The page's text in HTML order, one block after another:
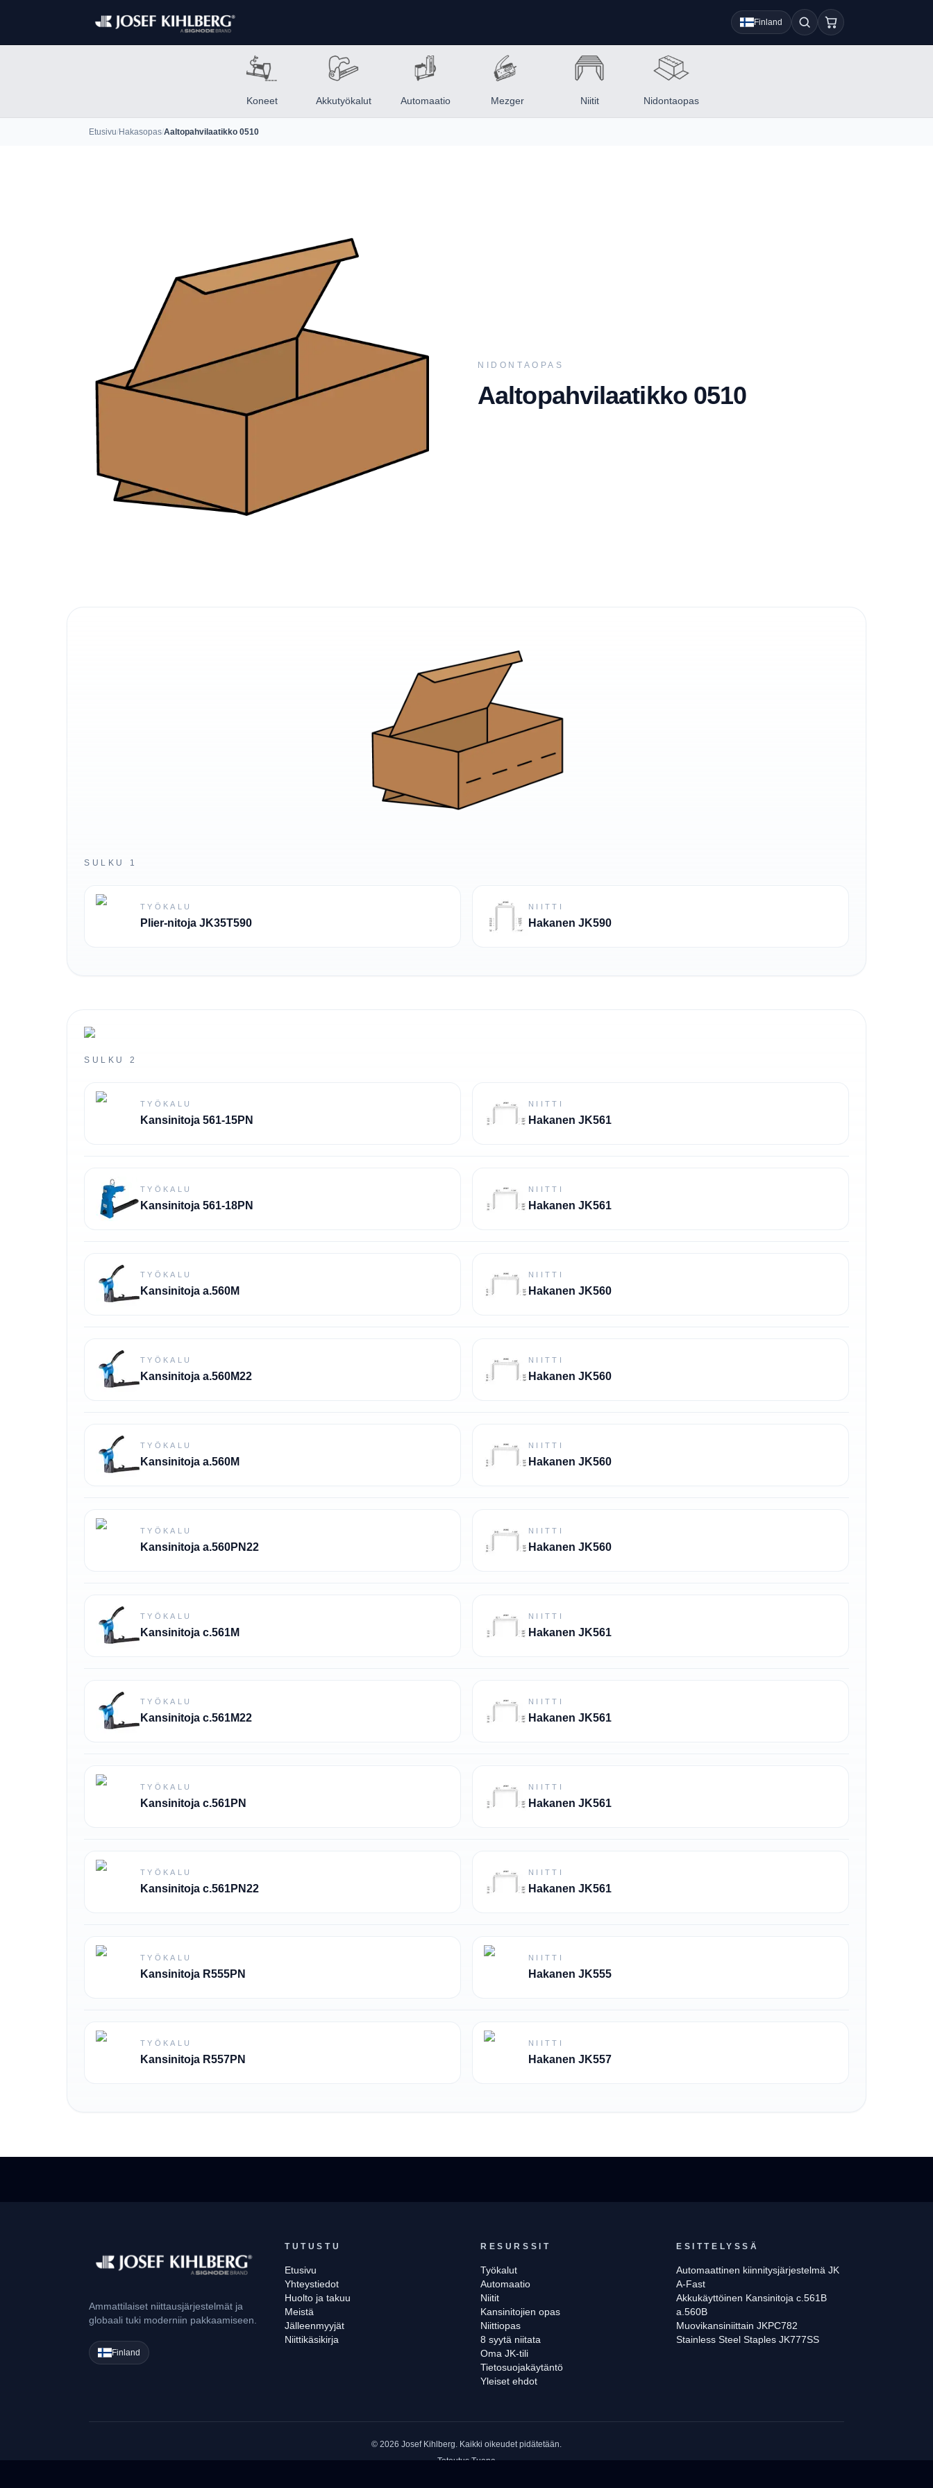
Finland
Koneet Akkutyökalut Automaatio Mezger Niitit Nidontaopas
Etusivu/Hakasopas/Aaltopahvilaatikko 0510
NIDONTAOPAS
Aaltopahvilaatikko 0510
SULKU 1
TYÖKALU
Plier-nitoja JK35T590
NIITTI
Hakanen JK590
SULKU 2
TYÖKALU
Kansinitoja 561-15PN
NIITTI
Hakanen JK561
TYÖKALU
Kansinitoja 561-18PN
NIITTI
Hakanen JK561
TYÖKALU
Kansinitoja a.560M
NIITTI
Hakanen JK560
TYÖKALU
Kansinitoja a.560M22
NIITTI
Hakanen JK560
TYÖKALU
Kansinitoja a.560M
NIITTI
Hakanen JK560
TYÖKALU
Kansinitoja a.560PN22
NIITTI
Hakanen JK560
TYÖKALU
Kansinitoja c.561M
NIITTI
Hakanen JK561
TYÖKALU
Kansinitoja c.561M22
NIITTI
Hakanen JK561
TYÖKALU
Kansinitoja c.561PN
NIITTI
Hakanen JK561
TYÖKALU
Kansinitoja c.561PN22
NIITTI
Hakanen JK561
TYÖKALU
Kansinitoja R555PN
NIITTI
Hakanen JK555
TYÖKALU
Kansinitoja R557PN
NIITTI
Hakanen JK557
Ammattilaiset niittausjärjestelmät ja
globaali tuki moderniin pakkaamiseen.
Finland
TUTUSTU
Etusivu
Yhteystiedot
Huolto ja takuu
Meistä
Jälleenmyyjät
Niittikäsikirja
RESURSSIT
Työkalut
Automaatio
Niitit
Kansinitojien opas
Niittiopas
8 syytä niitata
Oma JK-tili
Tietosuojakäytäntö
Yleiset ehdot
ESITTELYSSÄ
Automaattinen kiinnitysjärjestelmä JK
A-Fast
Akkukäyttöinen Kansinitoja c.561B
a.560B
Muovikansiniittain JKPC782
Stainless Steel Staples JK777SS
© 2026 Josef Kihlberg. Kaikki oikeudet pidätetään.
Toteutus Tuana